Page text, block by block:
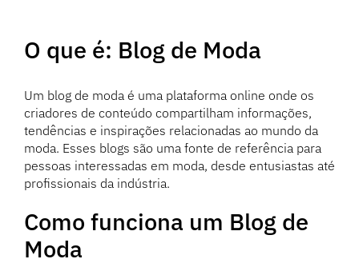
O que é: Blog de Moda
Um blog de moda é uma plataforma online onde os
criadores de conteúdo compartilham informações,
tendências e inspirações relacionadas ao mundo da
moda. Esses blogs são uma fonte de referência para
pessoas interessadas em moda, desde entusiastas até
profissionais da indústria.
Como funciona um Blog de
Moda